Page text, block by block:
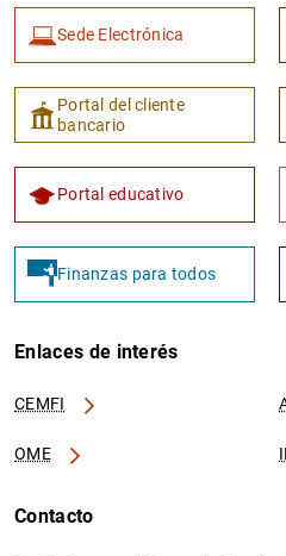
Sede Electrónica
Portal del cliente
bancario
Portal educativo
Finanzas para todos
Enlaces de interés
CEMFI
OME
Contacto